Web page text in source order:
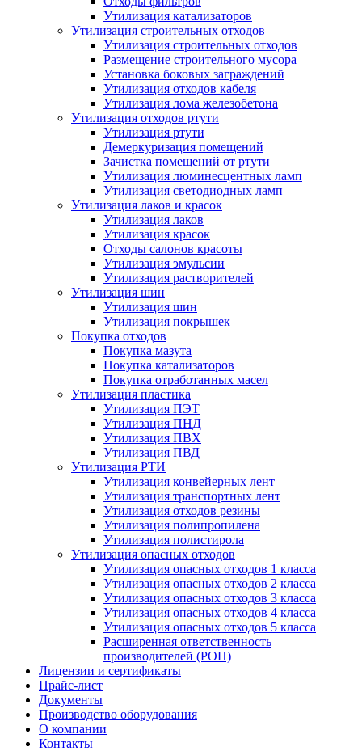
Утилизация катализаторов
Утилизация строительных отходов
Утилизация строительных отходов
Размещение строительного мусора
Установка боковых заграждений
Утилизация отходов кабеля
Утилизация лома железобетона
Утилизация отходов ртути
Утилизация ртути
Демеркуризация помещений
Зачистка помещений от ртути
Утилизация люминесцентных ламп
Утилизация светодиодных ламп
Утилизация лаков и красок
Утилизация лаков
Утилизация красок
Отходы салонов красоты
Утилизация эмульсии
Утилизация растворителей
Утилизация шин
Утилизация шин
Утилизация покрышек
Покупка отходов
Покупка мазута
Покупка катализаторов
Покупка отработанных масел
Утилизация пластика
Утилизация ПЭТ
Утилизация ПНД
Утилизация ПВХ
Утилизация ПВД
Утилизация РТИ
Утилизация конвейерных лент
Утилизация транспортных лент
Утилизация отходов резины
Утилизация полипропилена
Утилизация полистирола
Утилизация опасных отходов
Утилизация опасных отходов 1 класса
Утилизация опасных отходов 2 класса
Утилизация опасных отходов 3 класса
Утилизация опасных отходов 4 класса
Утилизация опасных отходов 5 класса
Расширенная ответственность
производителей (РОП)
Лицензии и сертификаты
Прайс-лист
Документы
Производство оборудования
О компании
Контакты